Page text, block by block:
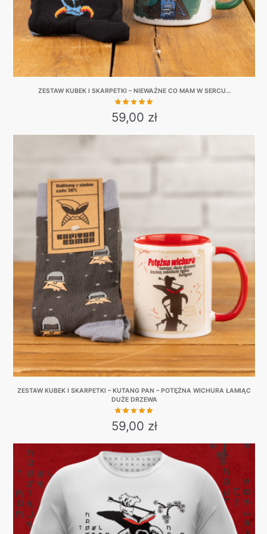
ZESTAW KUBEK I SKARPETKI – NIEWAŻNE CO MAM W SERCU…
59,00 zł
This
variants.
may
be
chosen
product
page
ZESTAW KUBEK I SKARPETKI – KUTANG PAN – POTĘŻNA WICHURA ŁAMIĄC
DUŻE DRZEWA
59,00 zł
This
product
has
variants.
The
options